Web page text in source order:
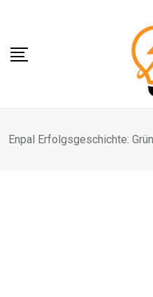
content
Enpal Erfolgsgeschichte: